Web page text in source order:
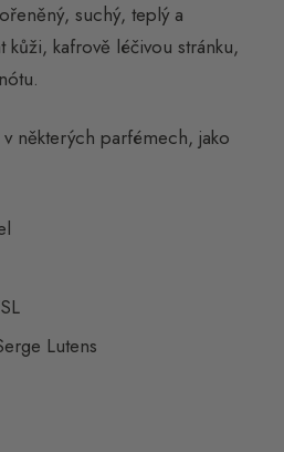
suchý, teplý a
kůži, kafrově léčivou stránku,
některých parfémech, jako
Lutens